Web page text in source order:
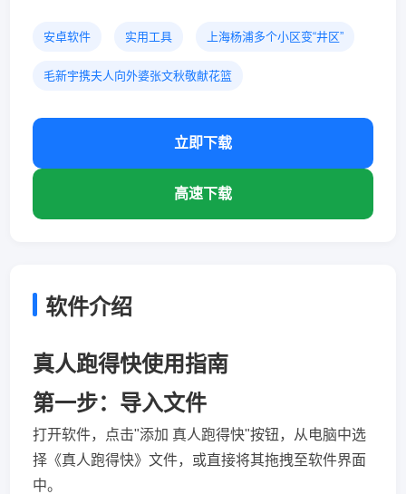
安卓软件 实用工具 上海杨浦多个小区变“井区”
毛新宇携夫人向外婆张文秋敬献花篮
立即下载
高速下载
软件介绍
真人跑得快使用指南
第一步：导入文件
打开软件，点击"添加 真人跑得快"按钮，从电脑中选
择《真人跑得快》文件，或直接将其拖拽至软件界面
中。